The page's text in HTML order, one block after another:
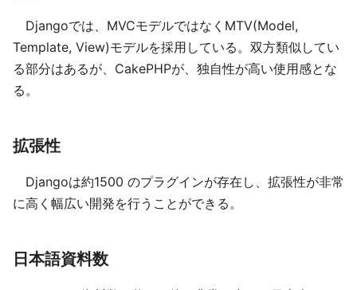
Djangoでは、MVCモデルではなくMTV(Model,
Template, View)モデルを採用している。双方類似してい
る部分はあるが、CakePHPが、独自性が高い使用感とな
る。
拡張性
Djangoは約1500 のプラグインが存在し、拡張性が非常
に高く幅広い開発を行うことができる。
日本語資料数